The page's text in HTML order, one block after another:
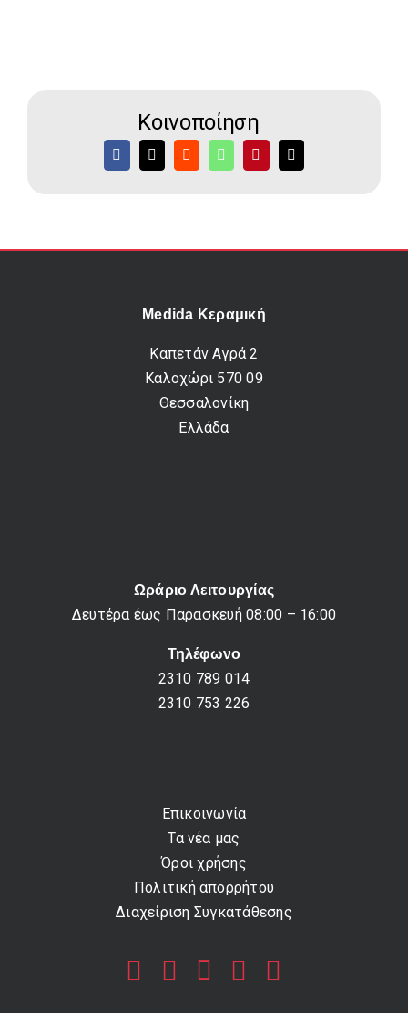
Κοινοποίηση
Medida Κεραμική
Καπετάν Αγρά 2
Καλοχώρι 570 09
Θεσσαλονίκη
Ελλάδα
Ωράριο Λειτουργίας
Δευτέρα έως Παρασκευή 08:00 – 16:00
Τηλέφωνο
2310 789 014
2310 753 226
Επικοινωνία
Τα νέα μας
Όροι χρήσης
Πολιτική απορρήτου
Διαχείριση Συγκατάθεσης